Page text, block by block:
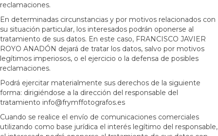
reclamaciones.
En determinadas circunstancias y por motivos relacionados con
su situación particular, los interesados podrán oponerse al
tratamiento de sus datos. En este caso, FRANCISCO JAVIER
ROYO ANADÓN dejará de tratar los datos, salvo por motivos
legítimos imperiosos, o el ejercicio o la defensa de posibles
reclamaciones.
Podrá ejercitar materialmente sus derechos de la siguiente
forma: dirigiéndose a la dirección del responsable del
tratamiento info@frymffotografos.es
Cuando se realice el envío de comunicaciones comerciales
utilizando como base jurídica el interés legítimo del responsable,